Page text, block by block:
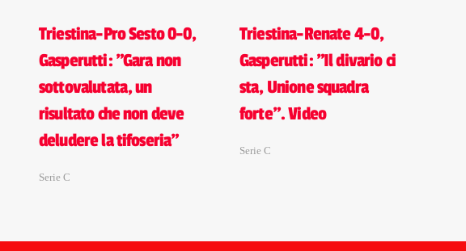
Triestina-Pro Sesto 0-0,
Gasperutti: "Gara non
sottovalutata, un
risultato che non deve
deludere la tifoseria"
Serie C
Triestina-Renate 4-0,
Gasperutti: "Il divario ci
sta, Unione squadra
forte". Video
Serie C